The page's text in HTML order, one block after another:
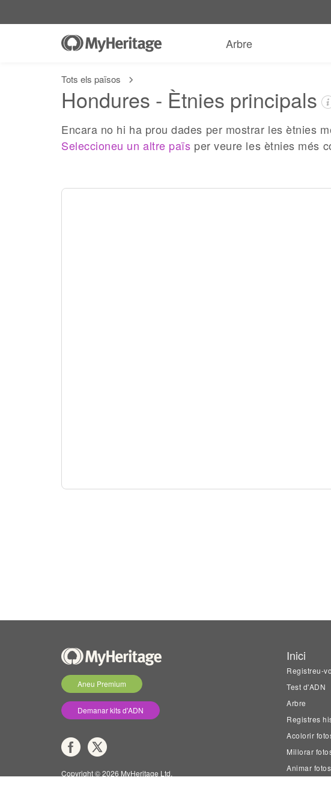
Arbre
Tots els països
Hondures - Ètnies principals
Encara no hi ha prou dades per mostrar les ètnies
Seleccioneu un altre païs per veure les ètnies més
Aneu Premium
Demanar kits d'ADN
Copyright © 2026 MyHeritage Ltd.
Inici
Registreu-
Test d'ADN
Arbre
Registres
Acolorir
Millorar
Animar fotos